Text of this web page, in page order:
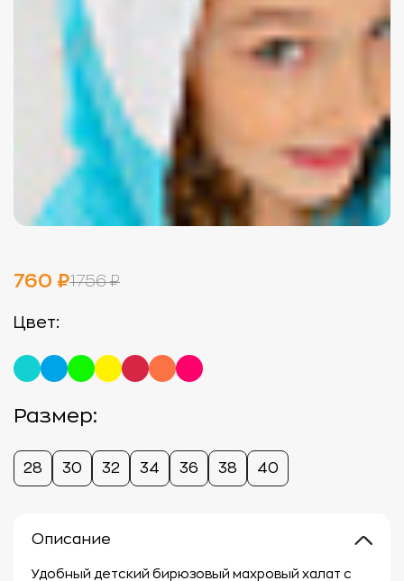
760 ₽1756 ₽
Цвет:
Размер:
28 30 32 34 36 38 40
Описание
Удобный детский бирюзовый махровый халат с